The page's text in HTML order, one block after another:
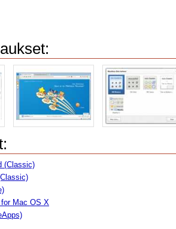
(Classic)
Mac OS X